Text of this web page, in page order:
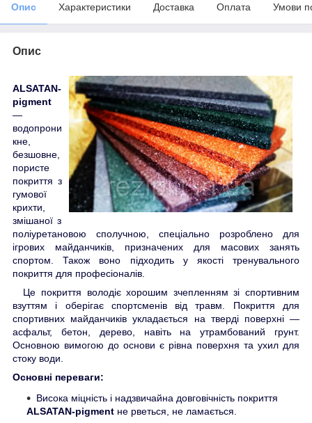
Опис Характеристики Доставка Оплата Умови
Опис
ALSATAN-
pigment
—
водопрони
кне,
безшовне,
пористе
покриття з
гумової
крихти,
змішаної з
поліуретановою сполучною , спеціально розроблено для
ігрових майданчиків, призначених для масових занять
спортом. Також воно підходить у якості тренувального
покриття для професіоналів.
Це покриття володіє хорошим зчепленням зі спортивним
взуттям і оберігає спортсменів від травм. Покриття для
спортивних майданчиків укладається на тверді поверхні —
асфальт, бетон, дерево, навіть на утрамбований грунт.
Основною вимогою до основи є рівна поверхня та ухил для
стоку води.
Основні переваги:
Висока міцність і надзвичайна довговічність покриття
ALSATAN-pigment не рветься, не ламається.